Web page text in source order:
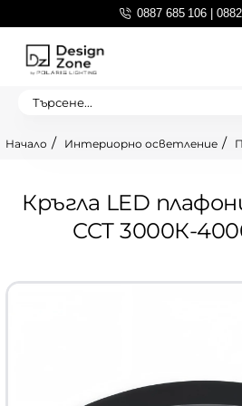
0887 685 106 |
Търсене...
Кръгла LED
CCT 3000К-
Интериорно осветление